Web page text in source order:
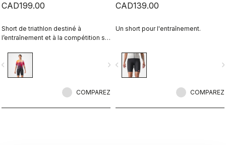
CAD199.00
Short de triathlon destiné à
l’entraînement et à la compétition sur
navigate_next
COMPAREZ
CAD139.00
Un short pour l'entraînement.
navigate_before
COMPAREZ